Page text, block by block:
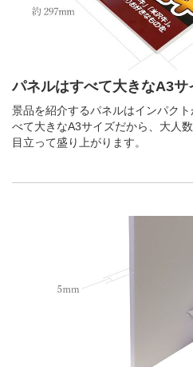
パネルはすべて大きなA3サ
景品を紹介するパネルはインパク
べて大きなA3サイズだから、大人
目立って盛り上がります。